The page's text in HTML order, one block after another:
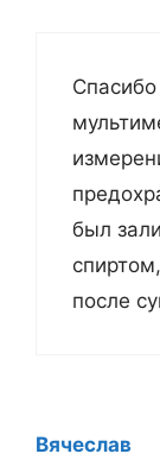
был
после
Вячеслав